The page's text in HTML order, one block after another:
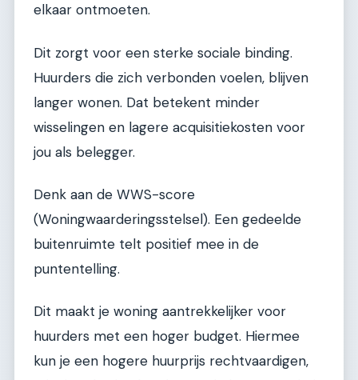
elkaar ontmoeten.
Dit zorgt voor een sterke sociale binding.
Huurders die zich verbonden voelen, blijven
langer wonen. Dat betekent minder
wisselingen en lagere acquisitiekosten voor
jou als belegger.
Denk aan de WWS-score
(Woningwaarderingsstelsel). Een gedeelde
buitenruimte telt positief mee in de
puntentelling.
Dit maakt je woning aantrekkelijker voor
huurders met een hoger budget. Hiermee
kun je een hogere huurprijs rechtvaardigen,